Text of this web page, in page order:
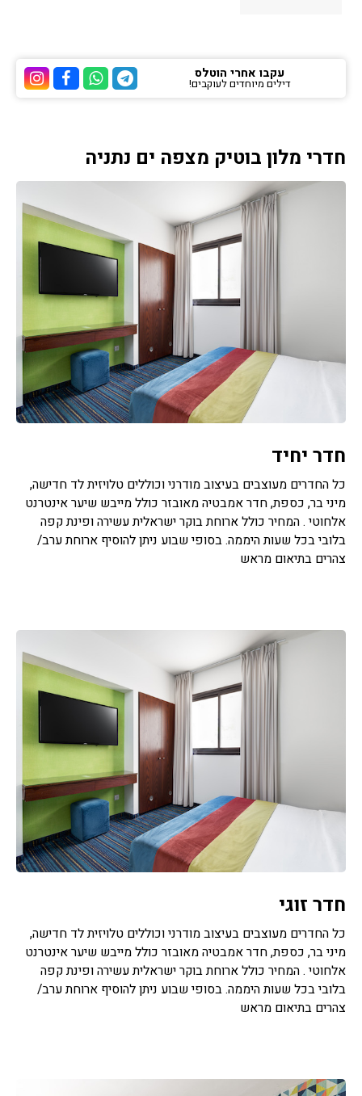
ערוץ ערוץ
ערוץ הוואטסאפ של
ערוץ הטלגרם של הוטלס
עקבו אחרי הוטלס
דילים מיוחדים לעוקבים!
חדרי מלון בוטיק מצפה ים נתניה
חדר יחיד
כל החדרים מעוצבים בעיצוב מודרני וכוללים טלויזית לד חדישה,
מיני בר, כספת, חדר אמבטיה מאובזר כולל מייבש שיער אינטרנט
אלחוטי . המחיר כולל ארוחת בוקר ישראלית עשירה ופינת קפה
בלובי בכל שעות היממה. בסופי שבוע ניתן להוסיף ארוחת ערב/
צהרים בתיאום מראש
חדר זוגי
כל החדרים מעוצבים בעיצוב מודרני וכוללים טלויזית לד חדישה,
מיני בר, כספת, חדר אמבטיה מאובזר כולל מייבש שיער אינטרנט
אלחוטי . המחיר כולל ארוחת בוקר ישראלית עשירה ופינת קפה
בלובי בכל שעות היממה. בסופי שבוע ניתן להוסיף ארוחת ערב/
צהרים בתיאום מראש